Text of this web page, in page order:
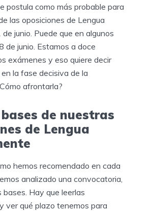
postula como más probable para
las oposiciones de Lengua
junio. Puede que en algunos
de junio. Estamos a doce
exámenes y eso quiere decir
la fase decisiva de la
afrontarla?
de nuestras
de Lengua
hemos recomendado en cada
analizado una convocatoria,
bases. Hay que leerlas
ver qué plazo tenemos para